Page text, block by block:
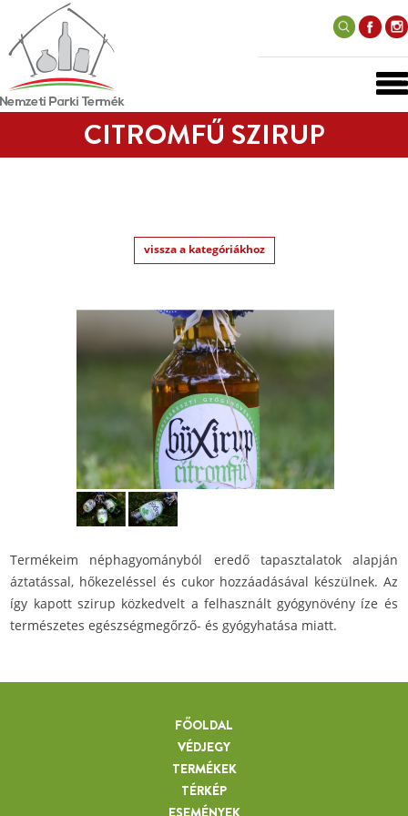
CITROMFŰ SZIRUP
vissza a kategóriákhoz
Termékeim néphagyományból eredő tapasztalatok alapján
áztatással, hőkezeléssel és cukor hozzáadásával készülnek. Az
így kapott szirup közkedvelt a felhasznált gyógynövény íze és
természetes egészségmegőrző- és gyógyhatása miatt.
FŐOLDAL
VÉDJEGY
TERMÉKEK
TÉRKÉP
ESEMÉNYEK